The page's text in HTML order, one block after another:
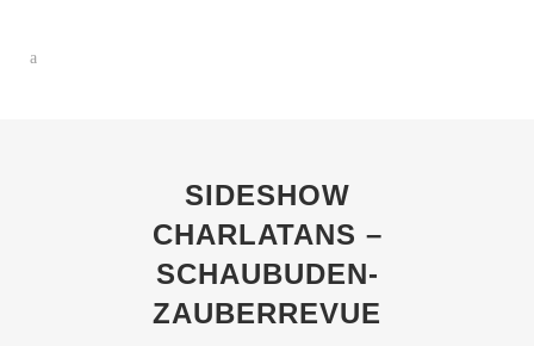
SIDESHOW
CHARLATANS –
SCHAUBUDEN-
ZAUBERREVUE